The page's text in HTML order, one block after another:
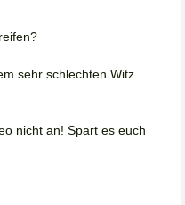
sehr schlechten Witz
nicht an! Spart es euch